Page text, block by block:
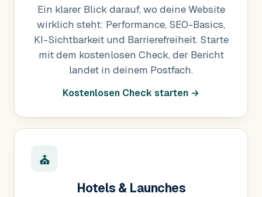
Ein klarer Blick darauf, wo deine Website
wirklich steht: Performance, SEO-Basics,
KI-Sichtbarkeit und Barrierefreiheit. Starte
mit dem kostenlosen Check, der Bericht
landet in deinem Postfach.
Kostenlosen Check starten →
⛪
Hotels & Launches